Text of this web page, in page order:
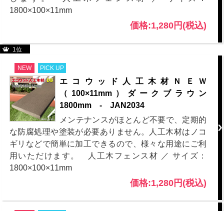
1800×100×11mm
価格:1,280円(税込)
1位
NEW PICK UP
エコウッド人工木材ＮＥＷ
（100×11mm）ダークブラウン
1800mm - JAN2034
メンテナンスがほとんど不要で、定期的
な防腐処理や塗装が必要ありません。人工木材はノコ
ギリなどで簡単に加工できるので、様々な用途にご利
用いただけます。 人工木フェンス材 ／ サイズ：
1800×100×11mm
価格:1,280円(税込)